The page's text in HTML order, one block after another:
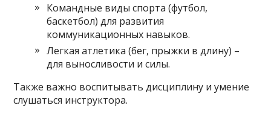
Командные виды спорта (футбол,
баскетбол) для развития
коммуникационных навыков.
Легкая атлетика (бег, прыжки в длину) –
для выносливости и силы.
Также важно воспитывать дисциплину и умение
слушаться инструктора.